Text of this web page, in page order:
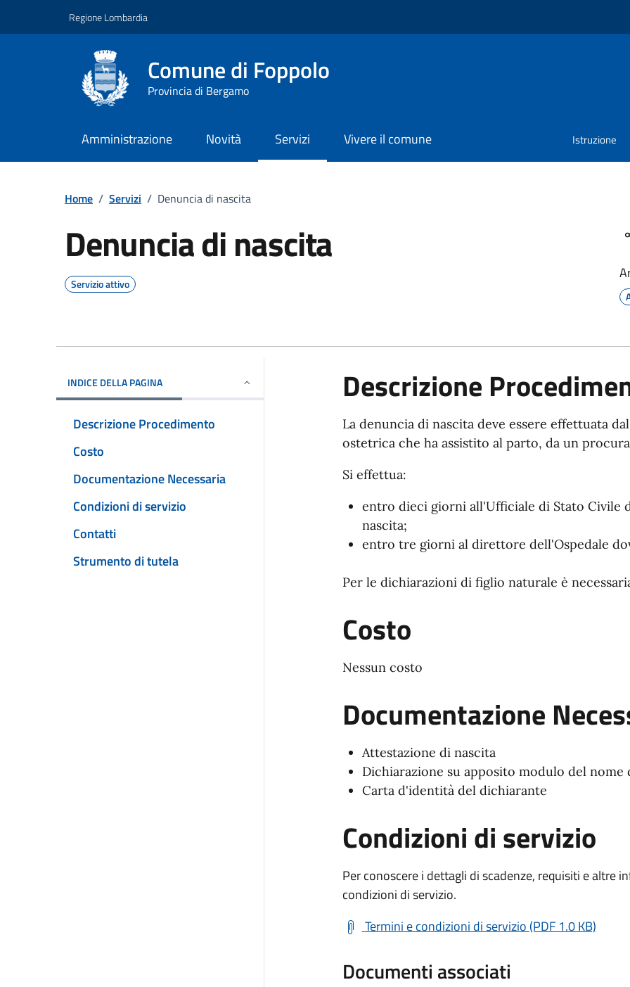
Regione Lombardia
Comune di Foppolo
Provincia di Bergamo
Amministrazione Novità Servizi Vivere il comune Istruzione
Home / Servizi / Denuncia di nascita
Denuncia di nascita
Servizio attivo
INDICE DELLA PAGINA
Descrizione Procedimento
Costo
Documentazione Necessaria
Condizioni di servizio
Contatti
Strumento di tutela
Descrizione
La denuncia di nascita deve essere effettuata
ostetrica che ha assistito al parto, da un
Si effettua:
entro dieci giorni all'Ufficiale di Stato Civile
nascita;
entro tre giorni al direttore dell'Ospedale
Per le dichiarazioni di figlio naturale è
Costo
Nessun costo
Documentazione
Attestazione di nascita
Dichiarazione su apposito modulo del nome
Carta d'identità del dichiarante
Condizioni di servizio
Per conoscere i dettagli di scadenze, requisiti e altre
condizioni di servizio.
Termini e condizioni di servizio (PDF 1.0 KB)
Documenti associati